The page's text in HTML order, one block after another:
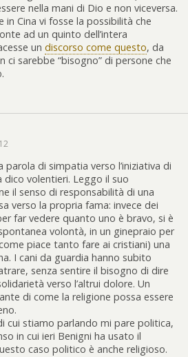
nella mani di Dio e non viceversa.
in Cina vi fosse la possibilità che
ad un quinto dell’intera
un discorso come questo, da
ci sarebbe “bisogno” di persone che
parola di simpatia verso l’iniziativa di
dico volentieri. Leggo il suo
il senso di responsabilità di una
verso la propria fama: invece dei
far vedere quanto uno è bravo, si è
volontà, in un ginepraio per
piace tanto fare ai cristiani) una
I cani da guardia hanno subito
senza sentire il bisogno di dire
verso l’altrui dolore. Un
di come la religione possa essere
cui stiamo parlando mi pare politica,
in cui ieri Benigni ha usato il
caso politico è anche religioso.